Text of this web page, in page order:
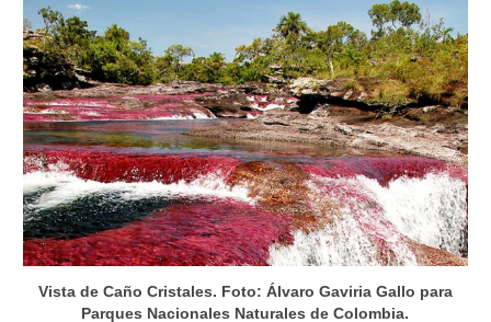
Vista de Caño Cristales. Foto: Álvaro Gaviria Gallo para
Parques Nacionales Naturales de Colombia.